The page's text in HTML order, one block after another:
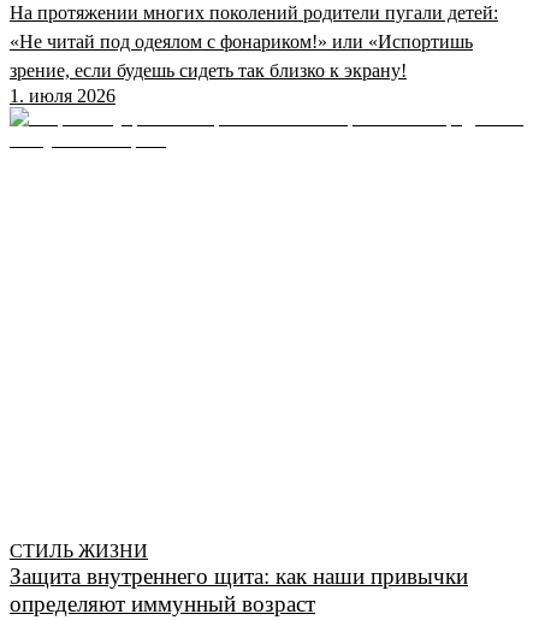
На протяжении многих поколений родители пугали детей:
«Не читай под одеялом с фонариком!» или «Испортишь
зрение, если будешь сидеть так близко к экрану!
1. июля 2026
СТИЛЬ ЖИЗНИ
Защита внутреннего щита: как наши привычки
определяют иммунный возраст